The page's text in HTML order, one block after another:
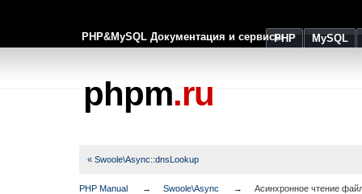
PHP&MySQL Документация и сервисыPHP MySQL
phpm.ru
« Swoole\Async::dnsLookup
PHP Manual Swoole\Async Асинхронное чтение